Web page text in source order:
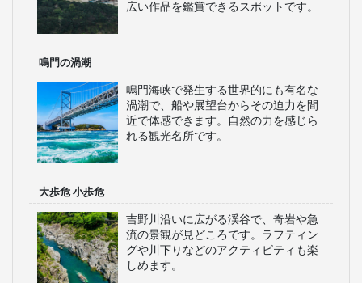
広い作品を鑑賞できるスポットです。
鳴門の渦潮
鳴門海峡で発生する世界的にも有名な
渦潮で、船や展望台からその迫力を間
近で体感できます。自然の力を感じら
れる観光名所です。
大歩危 小歩危
吉野川沿いに広がる渓谷で、奇岩や急
流の景観が見どころです。ラフティン
グや川下りなどのアクティビティも楽
しめます。